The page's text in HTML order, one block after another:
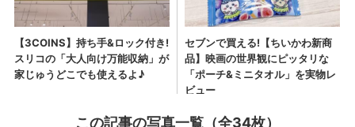
この記事の写真一覧（全34枚）